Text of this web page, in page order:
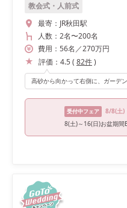
教会式・人前式
最寄： JR秋田駅
人数： 2名〜200名
費用： 56名 ／270万円
評価： 4.5( 82件)
受付中フェア 8/8(土)